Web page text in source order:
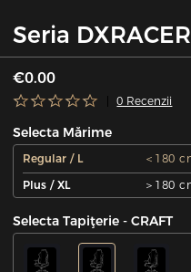
Seria
€0.00
0 Recenzii
Selecta Mărime
Regular / L
＜180
Plus / XL
＞180
Selecta Tapiţerie - CRAFT